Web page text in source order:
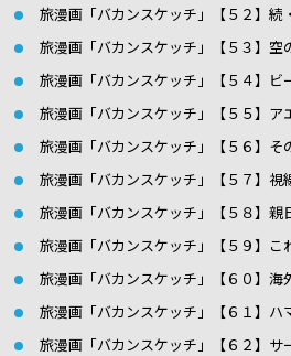
旅漫画「バカンスケッチ」【５２】続
旅漫画「バカンスケッチ」【５３】空
旅漫画「バカンスケッチ」【５４】ビ
旅漫画「バカンスケッチ」【５５】
旅漫画「バカンスケッチ」【５６】そ
旅漫画「バカンスケッチ」【５７】視
旅漫画「バカンスケッチ」【５８】親
旅漫画「バカンスケッチ」【５９】こ
旅漫画「バカンスケッチ」【６０】海
旅漫画「バカンスケッチ」【６１】ハ
旅漫画「バカンスケッチ」【６２】サ